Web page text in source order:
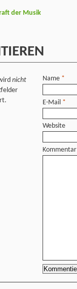
der Musik
nicht
Name *
E-Mail *
Website
Kommentar